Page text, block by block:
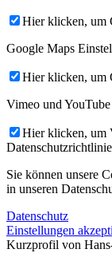
Hier klicken, um
Google Maps
Hier klicken, um
Vimeo und
Hier klicken, um
Datenschutzrichtlinie
Sie können unsere
in unseren
Datenschutz
Einstellungen
Kurzprofil von